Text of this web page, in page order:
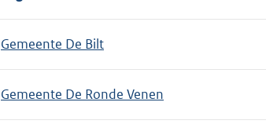
Gemeente De Bilt
Gemeente De Ronde Venen